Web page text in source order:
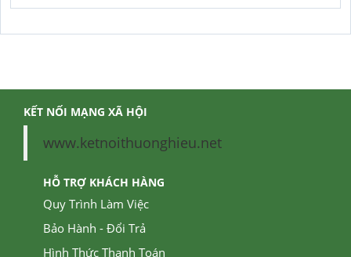
KẾT NỐI MẠNG XÃ HỘI
www.ketnoithuonghieu.net
HỖ TRỢ KHÁCH HÀNG
Quy Trình Làm Việc
Bảo Hành - Đổi Trả
Hình Thức Thanh Toán